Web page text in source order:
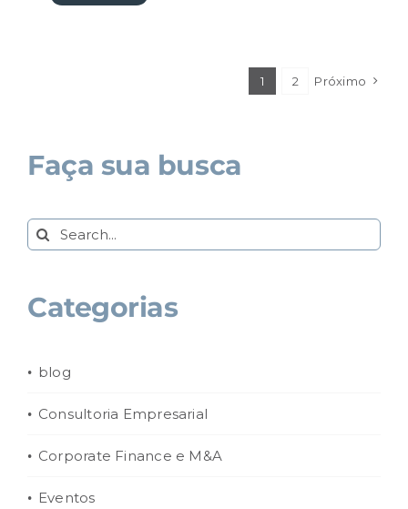
1 2 Próximo
Faça sua busca
Search
for:
Categorias
blog
Consultoria Empresarial
Corporate Finance e M&A
Eventos